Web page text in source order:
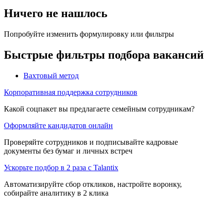
Ничего не нашлось
Попробуйте изменить формулировку или фильтры
Быстрые фильтры подбора вакансий
Вахтовый метод
Корпоративная поддержка сотрудников
Какой соцпакет вы предлагаете семейным сотрудникам?
Оформляйте кандидатов онлайн
Проверяйте сотрудников и подписывайте кадровые
документы без бумаг и личных встреч
Ускорьте подбор в 2 раза с Talantix
Автоматизируйте сбор откликов, настройте воронку,
собирайте аналитику в 2 клика